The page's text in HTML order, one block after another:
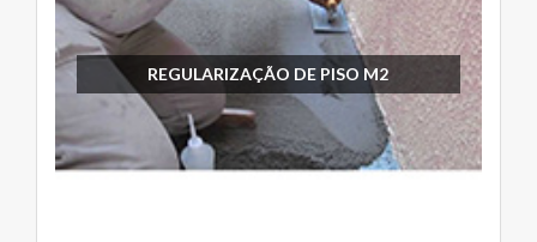
REGULARIZAÇÃO DE PISO M2